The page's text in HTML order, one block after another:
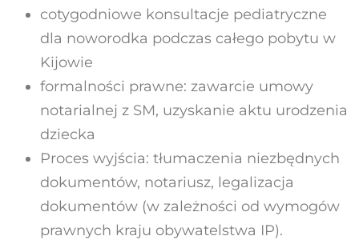
cotygodniowe konsultacje pediatryczne
dla noworodka podczas całego pobytu w
Kijowie
formalności prawne: zawarcie umowy
notarialnej z SM, uzyskanie aktu urodzenia
dziecka
Proces wyjścia: tłumaczenia niezbędnych
dokumentów, notariusz, legalizacja
dokumentów (w zależności od wymogów
prawnych kraju obywatelstwa IP).